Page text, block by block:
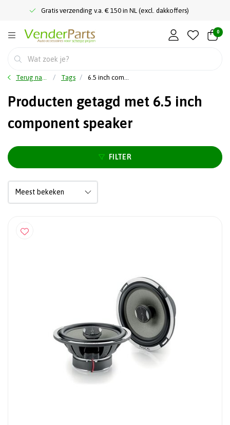
Gratis verzending v.a. € 150 in NL (excl. dakkoffers)
0
Terug naar home Tags 6.5 inch component speaker
Producten getagd met 6.5 inch
component speaker
FILTER